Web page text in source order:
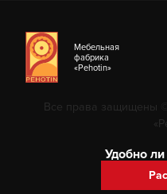
Мебельная
фабрика
«Pehotin»
Все права защищены
Удобно